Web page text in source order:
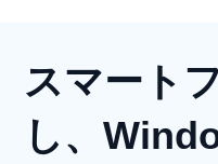
スマート
し、